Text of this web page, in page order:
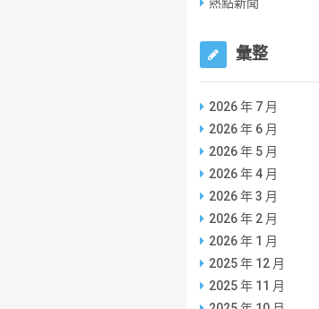
熱點新聞
彙整
2026 年 7 月
2026 年 6 月
2026 年 5 月
2026 年 4 月
2026 年 3 月
2026 年 2 月
2026 年 1 月
2025 年 12 月
2025 年 11 月